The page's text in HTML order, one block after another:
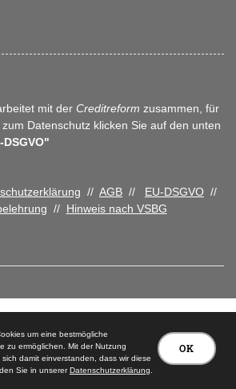
mit der Creditreform zusammen, für
Datenschutz klicken Sie auf den unten
DSGVO"
// AGB // EU-DSGVO //
// Hinweis nach VSBG
OK
um eine bestmögliche
zu ermöglichen. Mit der Nutzung
damit einverstanden, dass wir diese
Sie in unsererDatenschutzerklärung